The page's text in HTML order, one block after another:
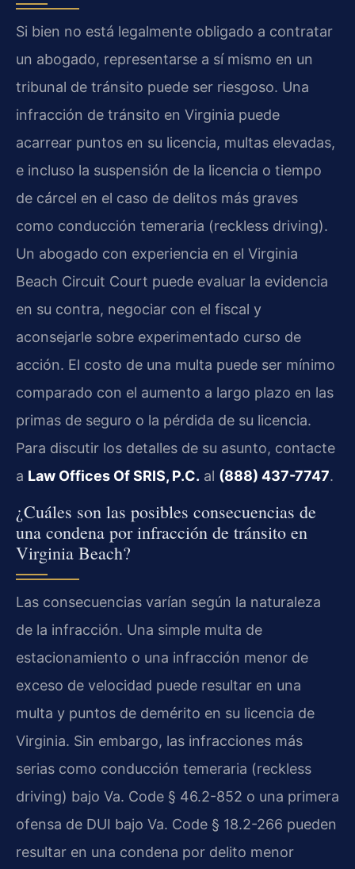
Si bien no está legalmente obligado a contratar
un abogado, representarse a sí mismo en un
tribunal de tránsito puede ser riesgoso. Una
infracción de tránsito en Virginia puede
acarrear puntos en su licencia, multas elevadas,
e incluso la suspensión de la licencia o tiempo
de cárcel en el caso de delitos más graves
como conducción temeraria (reckless driving).
Un abogado con experiencia en el Virginia
Beach Circuit Court puede evaluar la evidencia
en su contra, negociar con el fiscal y
aconsejarle sobre experimentado curso de
acción. El costo de una multa puede ser mínimo
comparado con el aumento a largo plazo en las
primas de seguro o la pérdida de su licencia.
Para discutir los detalles de su asunto, contacte
a Law Offices Of SRIS, P.C. al (888) 437-7747.
¿Cuáles son las posibles consecuencias de
una condena por infracción de tránsito en
Virginia Beach?
Las consecuencias varían según la naturaleza
de la infracción. Una simple multa de
estacionamiento o una infracción menor de
exceso de velocidad puede resultar en una
multa y puntos de demérito en su licencia de
Virginia. Sin embargo, las infracciones más
serias como conducción temeraria (reckless
driving) bajo Va. Code § 46.2-852 o una primera
ofensa de DUI bajo Va. Code § 18.2-266 pueden
resultar en una condena por delito menor